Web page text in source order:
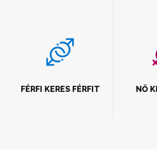
FÉRFI KERES FÉRFIT NŐ